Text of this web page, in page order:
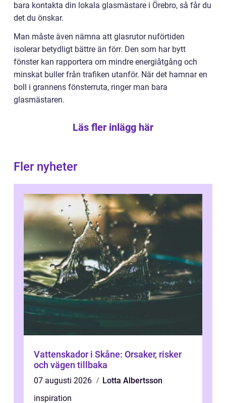
bara kontakta din lokala glasmästare i Örebro, så får du
det du önskar.
Man måste även nämna att glasrutor nuförtiden
isolerar betydligt bättre än förr. Den som har bytt
fönster kan rapportera om mindre energiåtgång och
minskat buller från trafiken utanför. När det hamnar en
boll i grannens fönsterruta, ringer man bara
glasmästaren.
Läs fler inlägg här
Fler nyheter
Vattenskador i Skåne: Orsaker, risker
och vägen tillbaka
07 augusti 2026
Lotta Albertsson
inspiration